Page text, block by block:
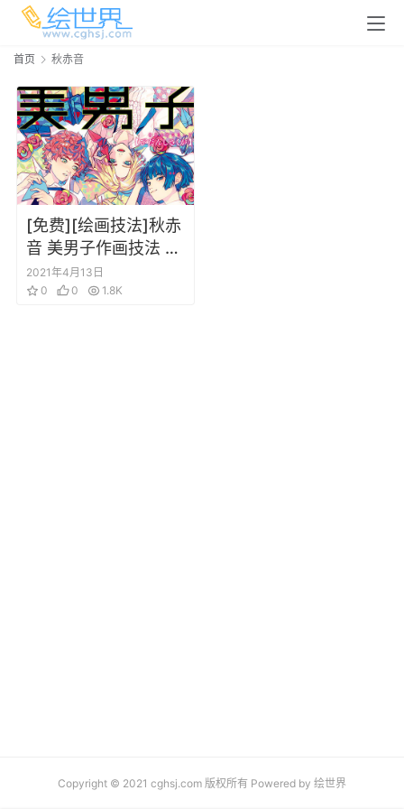
首页 秋赤音
[免费][绘画技法]秋赤
音 美男子作画技法 ゼ
ロから学ぶプロの技
2021年4月13日
0
0 1.8K
Copyright © 2021 cghsj.com 版权所有 Powered by 绘世界